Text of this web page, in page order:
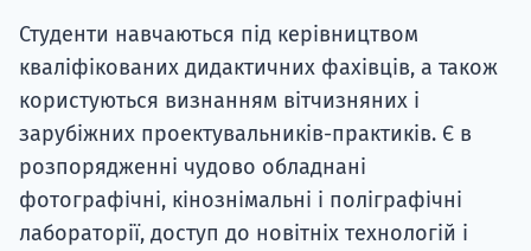
Студенти навчаються під керівництвом
кваліфікованих дидактичних фахівців, а також
користуються визнанням вітчизняних і
зарубіжних проектувальників-практиків. Є в
розпорядженні чудово обладнані
фотографічні, кінознімальні і поліграфічні
лабораторії, доступ до новітніх технологій і